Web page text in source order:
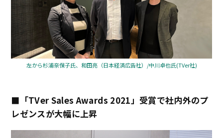
左から杉浦奈保子氏、和田亮（日本経済広告社）/中川卓也氏(TVer社)
■「TVer Sales Awards 2021」受賞で社内外のプ
レゼンスが大幅に上昇